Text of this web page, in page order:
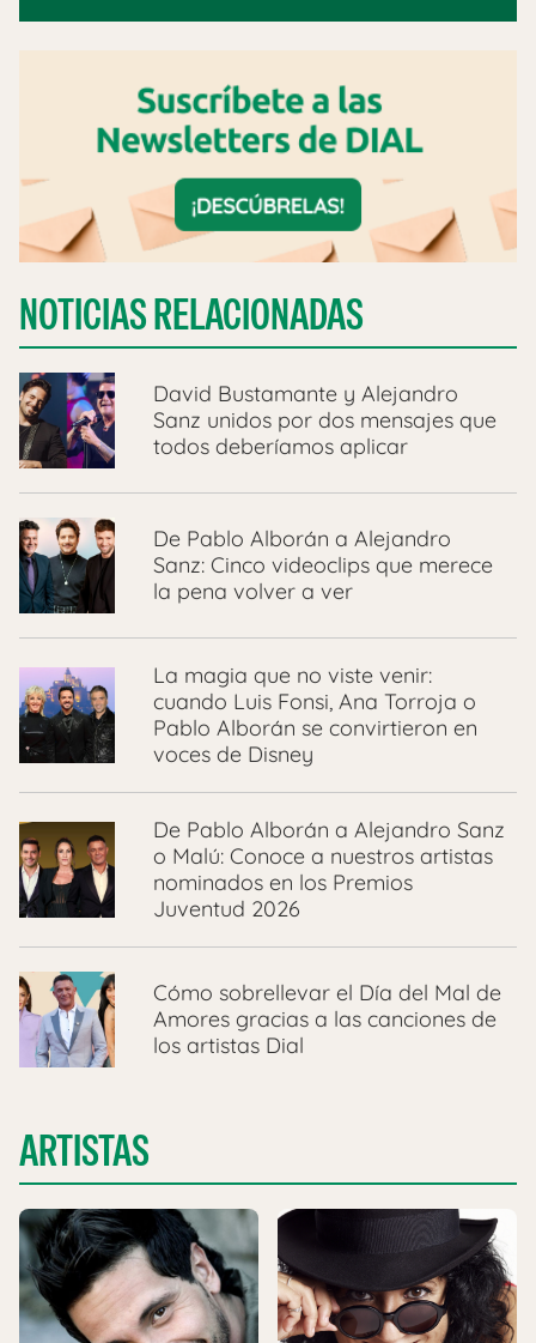
NOTICIAS RELACIONADAS
David Bustamante y Alejandro
Sanz unidos por dos mensajes que
todos deberíamos aplicar
De Pablo Alborán a Alejandro
Sanz: Cinco videoclips que merece
la pena volver a ver
La magia que no viste venir:
cuando Luis Fonsi, Ana Torroja o
Pablo Alborán se convirtieron en
voces de Disney
De Pablo Alborán a Alejandro Sanz
o Malú: Conoce a nuestros artistas
nominados en los Premios
Juventud 2026
Cómo sobrellevar el Día del Mal de
Amores gracias a las canciones de
los artistas Dial
ARTISTAS